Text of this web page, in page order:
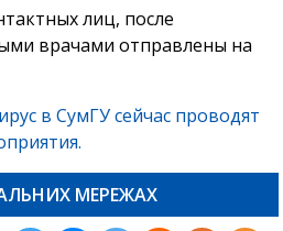
лиц, после
врачами отправлены на
в СумГУ сейчас проводят
МЕРЕЖАХ